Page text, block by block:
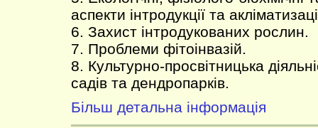
аспекти інтродукції та
6. Захист інтродукованих рослин.
7. Проблеми фітоінвазій.
8. Культурно-просвітницька
садів та дендропарків.
Більш детальна інформація